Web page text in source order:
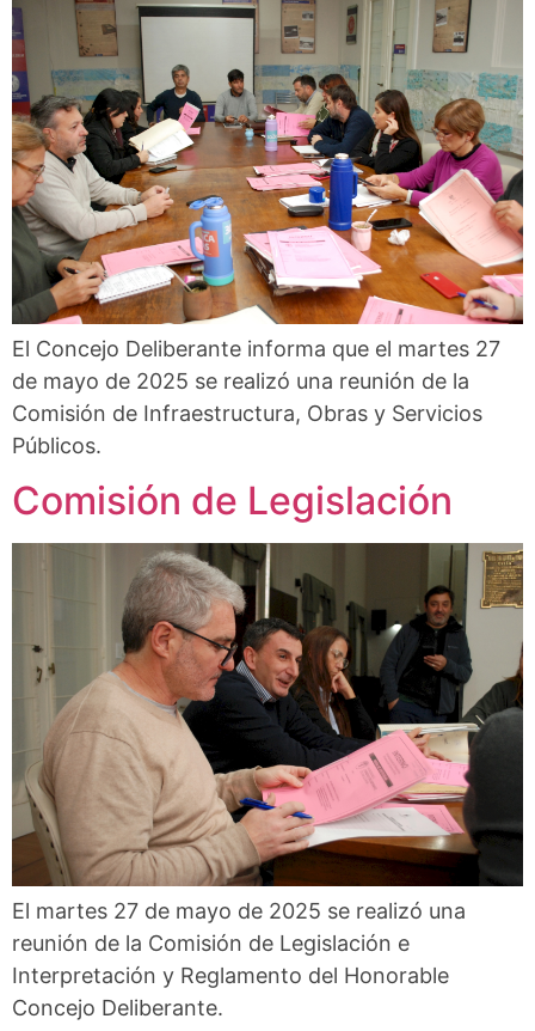
El Concejo Deliberante informa que el martes 27
de mayo de 2025 se realizó una reunión de la
Comisión de Infraestructura, Obras y Servicios
Públicos.
Comisión de Legislación
El martes 27 de mayo de 2025 se realizó una
reunión de la Comisión de Legislación e
Interpretación y Reglamento del Honorable
Concejo Deliberante.